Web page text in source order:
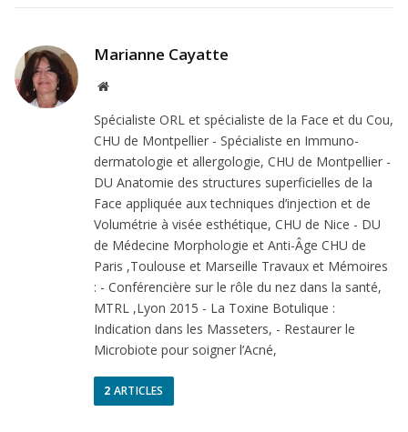
Marianne Cayatte
Site
Spécialiste ORL et spécialiste de la Face et du Cou,
CHU de Montpellier - Spécialiste en Immuno-
dermatologie et allergologie, CHU de Montpellier -
DU Anatomie des structures superficielles de la
Face appliquée aux techniques d’injection et de
Volumétrie à visée esthétique, CHU de Nice - DU
de Médecine Morphologie et Anti-Âge CHU de
Paris ,Toulouse et Marseille Travaux et Mémoires
: - Conférencière sur le rôle du nez dans la santé,
MTRL ,Lyon 2015 - La Toxine Botulique :
Indication dans les Masseters, - Restaurer le
Microbiote pour soigner l’Acné,
2 ARTICLES